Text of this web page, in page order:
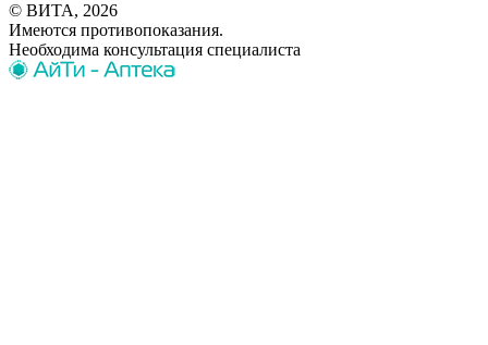
© ВИТА, 2026
Имеются противопоказания.
Необходима консультация специалиста